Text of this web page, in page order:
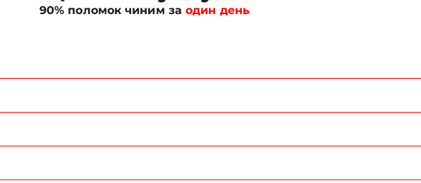
90% поломок чиним заодин день